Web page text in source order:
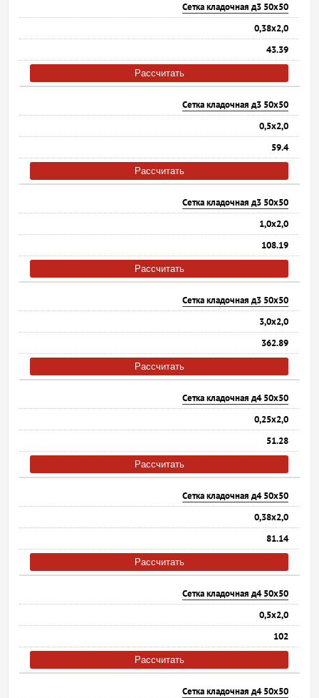
Сетка кладочная д3 50х50
0,38х2,0
43.39
Рассчитать
Сетка кладочная д3 50х50
0,5х2,0
59.4
Рассчитать
Сетка кладочная д3 50х50
1,0х2,0
108.19
Рассчитать
Сетка кладочная д3 50х50
3,0х2,0
362.89
Рассчитать
Сетка кладочная д4 50х50
0,25х2,0
51.28
Рассчитать
Сетка кладочная д4 50х50
0,38х2,0
81.14
Рассчитать
Сетка кладочная д4 50х50
0,5х2,0
102
Рассчитать
Сетка кладочная д4 50х50